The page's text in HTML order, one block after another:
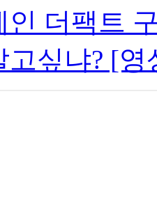
인 더팩트
고싶냐? [